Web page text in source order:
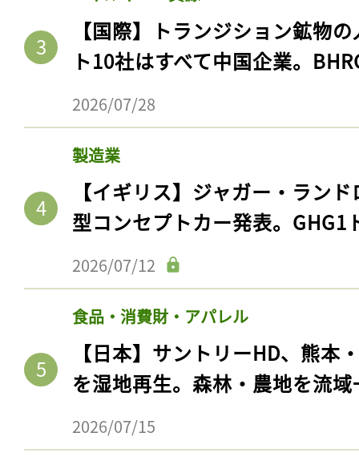
【国際】トランジション鉱物
ト10社はすべて中国企業。
2026/07/28
製造業
【イギリス】ジャガー・ラン
型コンセプトカー発表。GHG1
2026/07/12
食品・消費財・アパレル
【日本】サントリーHD、熊本
を湿地再生。森林・農地を流
2026/07/15